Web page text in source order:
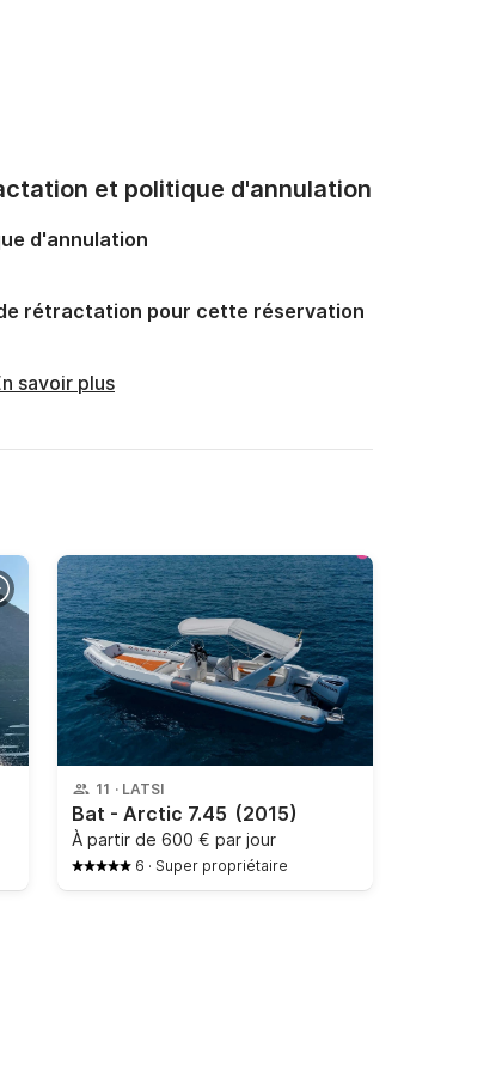
et politique d'annulation
d'annulation
rétractation pour cette réservation
savoir plus
11 · LATSI
Bat - Arctic 7.45 (2015)
À partir de 600 € par jour
6 · Super propriétaire